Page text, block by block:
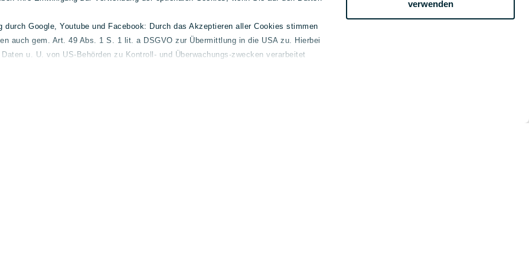
durch Google, Youtube und Facebook: Durch das Akzeptieren aller Cookies stimmen
auch gem. Art. 49 Abs. 1 S. 1 lit. a DSGVO zur Übermittlung in die USA zu. Hierbei
u. U. von US-Behörden zu Kontroll- und Überwachungs-zwecken verarbeitet
verwenden